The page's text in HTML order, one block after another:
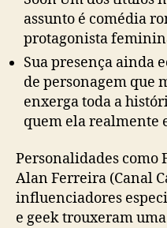
assunto é comédia
protagonista
Sua presença ainda
de personagem que
enxerga toda a
quem ela realmente
Personalidades como
Alan Ferreira (Canal
influenciadores
e geek trouxeram